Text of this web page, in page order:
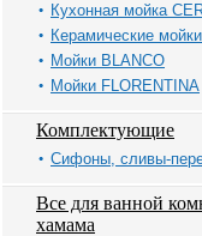
Кухонная мойка
Керамические
Мойки BLANCO
Мойки FLORENTINA
Комплектующие
Сифоны, сливы-
Все для ванной
хамама